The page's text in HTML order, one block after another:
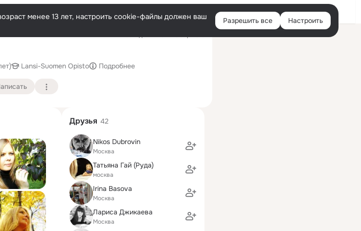
Войти
менее 13 лет, настроить cookie-файлы должен ваш
Разрешить все Настроить
Lansi-Suomen Opisto Подробнее
Друзья 42
Nikos Dubrovin
Москва
Татьяна Гай (Руда)
москва
Irina Basova
Москва
Лариса Джикаева
Москва